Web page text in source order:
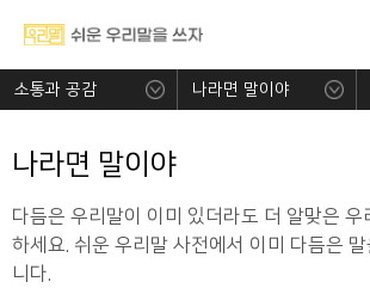
소통과 공감 나라면 말이야
나라면 말이야
다듬은 우리말이 이미 있더라도 더 알맞은
하세요. 쉬운 우리말 사전에서 이미 다듬은
니다.